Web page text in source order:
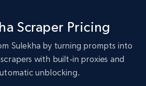
information -
Scraper Pricing
Sulekha by turning prompts into
with built‑in proxies and
unblocking.